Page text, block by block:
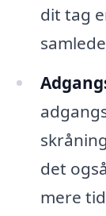
dit tag
det
mere